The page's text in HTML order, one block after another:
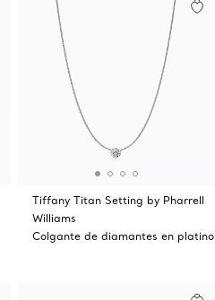
Tiffany Titan Setting by Pharrell
Williams
Colgante de diamantes en platino